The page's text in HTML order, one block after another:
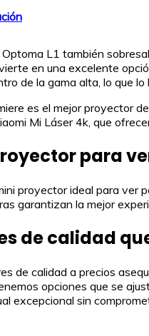
L1 también
en una excelente
de la gama alta, lo que
es el mejor proyector
Mi Láser 4k, que
para
proyector ideal para ver
garantizan la mejor
de calidad
de calidad a precios
opciones que se
excepcional sin